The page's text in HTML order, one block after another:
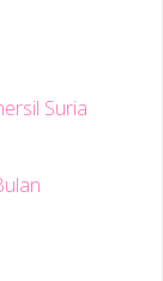
Suria